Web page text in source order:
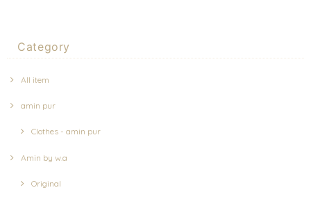
Category
All item
amin pur
Clothes - amin pur
Amin by w.a
Original